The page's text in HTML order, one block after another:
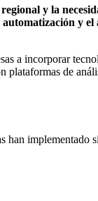
y la
y el
a incorporar
plataformas de
han implementado